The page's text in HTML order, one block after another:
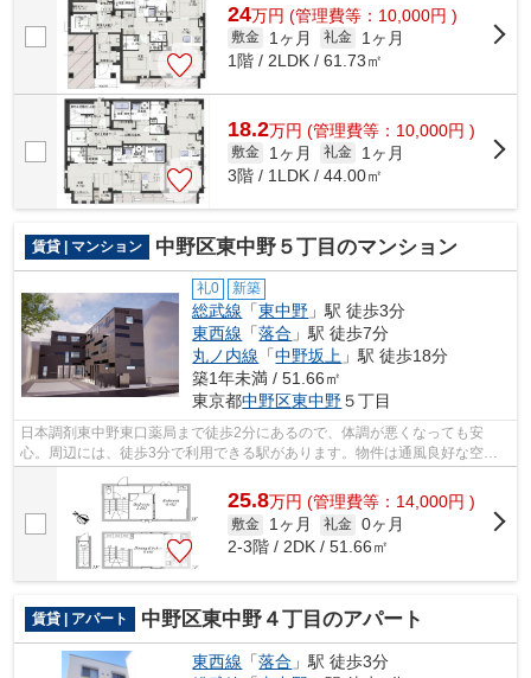
24万円 (管理費等：10,000円 )
敷金 1ヶ月 礼金
1ヶ月
1階 / 2LDK / 61.73㎡
18.2万円 (管理費等：10,000円 )
敷金 1ヶ月 礼金
1ヶ月
3階 / 1LDK / 44.00㎡
賃貸 | マンション 中野区東中野５丁目のマンション
礼0 新築
総武線 「東中野 」駅 徒歩3分
東西線 「落合 」駅 徒歩7分
丸ノ内線 「中野坂上 」駅 徒歩18分
築1年未満 / 51.66㎡
東京都中野区東中野５丁目
日本調剤東中野東口薬局まで徒歩2分にあるので、体調が悪くなっても安
心。周辺には、徒歩3分で利用できる駅があります。物件は通風良好な空間
です。アクセスには中野区エリアの賃貸情...
25.8万円 (管理費等：14,000円 )
敷金 1ヶ月 礼金 0ヶ月
2-3階 / 2DK / 51.66㎡
賃貸 | アパート 中野区東中野４丁目のアパート
東西線 「落合 」駅 徒歩3分